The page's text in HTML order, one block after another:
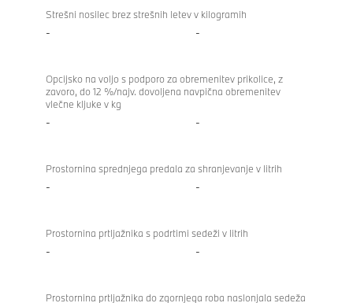
Strešni nosilec brez strešnih letev v kilogramih
- -
Opcijsko na voljo s podporo za obremenitev prikolice, z
zavoro, do 12 %/najv. dovoljena navpična obremenitev
vlečne kljuke v kg
- -
Prostornina sprednjega predala za shranjevanje v litrih
- -
Prostornina prtljažnika s podrtimi sedeži v litrih
- -
Prostornina prtljažnika do zgornjega roba naslonjala sedeža